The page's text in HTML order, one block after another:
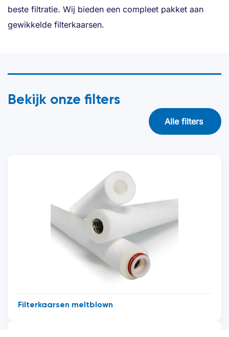
beste filtratie. Wij bieden een compleet pakket aan
gewikkelde filterkaarsen.
Bekijk onze filters
Alle filters
Filterkaarsen meltblown